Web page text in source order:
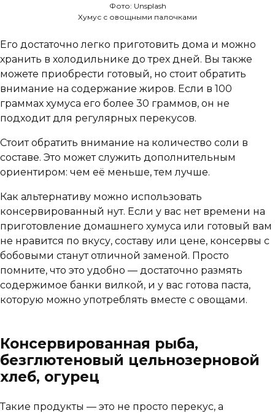
Фото: Unsplash
Хумус с овощными палочками
Его достаточно легко приготовить дома и можно
хранить в холодильнике до трех дней. Вы также
можете приобрести готовый, но стоит обратить
внимание на содержание жиров. Если в 100
граммах хумуса его более 30 граммов, он не
подходит для регулярных перекусов.
Стоит обратить внимание на количество соли в
составе. Это может служить дополнительным
ориентиром: чем её меньше, тем лучше.
Как альтернативу можно использовать
консервированный нут. Если у вас нет времени на
приготовление домашнего хумуса или готовый вам
не нравится по вкусу, составу или цене, консервы с
бобовыми станут отличной заменой. Просто
помните, что это удобно — достаточно размять
содержимое банки вилкой, и у вас готова паста,
которую можно употреблять вместе с овощами.
Консервированная рыба,
безглютеновый цельнозерновой
хлеб, огурец
Такие продукты — это не просто перекус, а